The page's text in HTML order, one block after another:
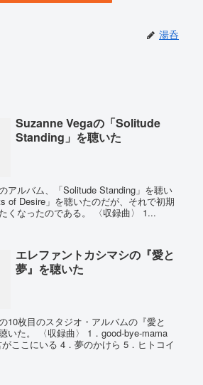
湯呑
Suzanne Vegaの「Solitude
Standing」を聴いた
アルバム、「Solitude Standing」を聴い
of Desire」を聴いたのだが、それで初期
くなったのである。 〈収録曲〉 1...
エレファントカシマシの『愛と
夢』を聴いた
10枚目のスタジオ・アルバムの『愛と
いた。 〈収録曲〉 1．good-bye-mama
ここにいる 4．夢のかけら 5．ヒトコイ